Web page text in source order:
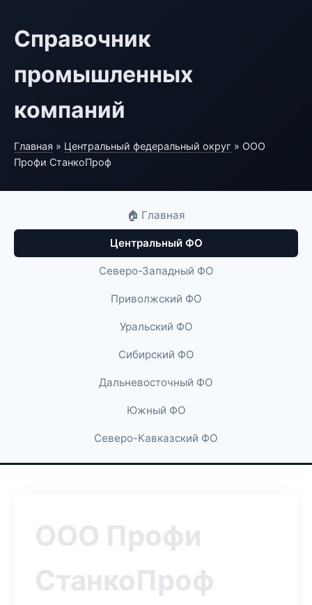
Справочник
промышленных
компаний
Главная » Центральный федеральный округ » ООО
Профи СтанкоПроф
🏠 Главная
Центральный ФО
Северо-Западный ФО
Приволжский ФО
Уральский ФО
Сибирский ФО
Дальневосточный ФО
Южный ФО
Северо-Кавказский ФО
ООО Профи
СтанкоПроф